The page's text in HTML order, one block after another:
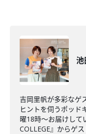
池
吉岡里帆が多彩なゲ
ヒントを伺うポッド
曜18時～お届けして
COLLEGE』からゲス